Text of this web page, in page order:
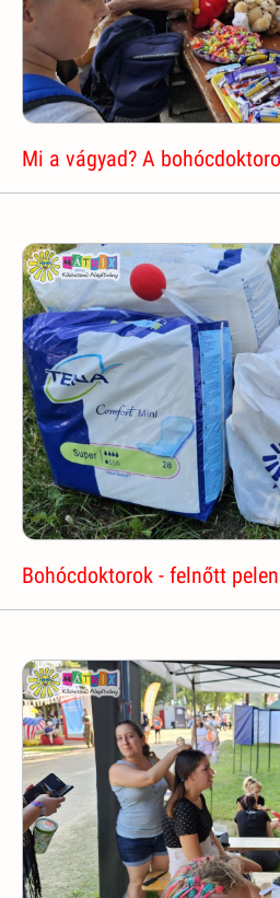
Mi a vágyad? A
Bohócdoktorok - felnőtt